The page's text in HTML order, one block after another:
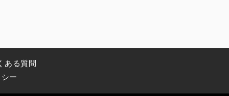
ある質問
ー